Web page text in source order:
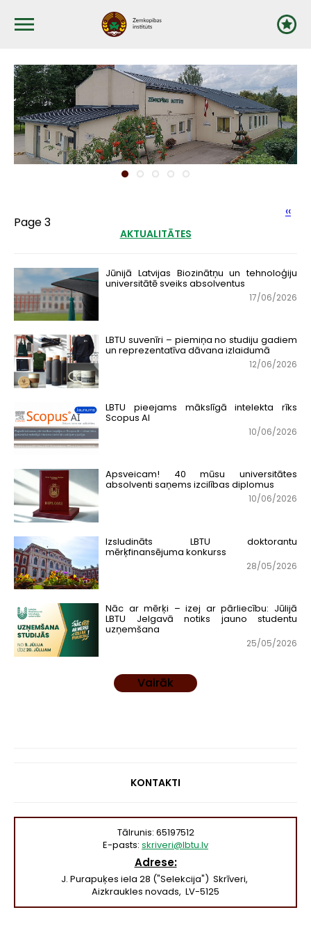
galveno
‹‹
Page 3
AKTUALITĀTES
Jūnijā Latvijas Biozinātņu un tehnoloģiju
universitātē sveiks absolventus
17/06/2026
LBTU suvenīri – piemiņa no studiju gadiem
un reprezentatīva dāvana izlaidumā
12/06/2026
LBTU pieejams mākslīgā intelekta rīks
Scopus AI
10/06/2026
Apsveicam! 40 mūsu universitātes
absolventi saņems izcilības diplomus
10/06/2026
Izsludināts LBTU doktorantu
mērķfinansējuma konkurss
28/05/2026
Nāc ar mērķi – izej ar pārliecību: Jūlijā
LBTU Jelgavā notiks jauno studentu
uzņemšana
25/05/2026
Vairāk
KONTAKTI
Tālrunis: 65197512
E-pasts: skriveri@lbtu.lv
Adrese:
J. Purapuķes iela 28 ("Selekcija") Skrīveri,
Aizkraukles novads, LV-5125